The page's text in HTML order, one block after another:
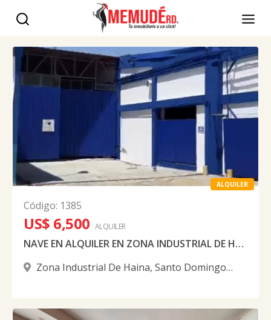
ALQUILER
Código: 1385
US$ 6,500 ALQUILER
NAVE EN ALQUILER EN ZONA INDUSTRIAL DE HAINA
Zona Industrial De Haina, Santo Domingo